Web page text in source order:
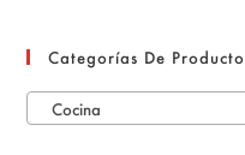
Categorías De Producto
Cocina